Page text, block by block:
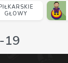
GŁOWY
19